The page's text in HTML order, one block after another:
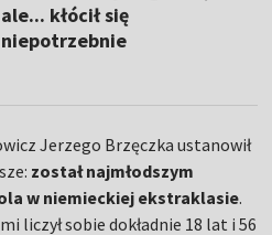
ale... kłócił się
niepotrzebnie
Jerzego Brzęczka ustanowił
został najmłodszym
w niemieckiej ekstraklasie.
liczył sobie dokładnie 18 lat i 56